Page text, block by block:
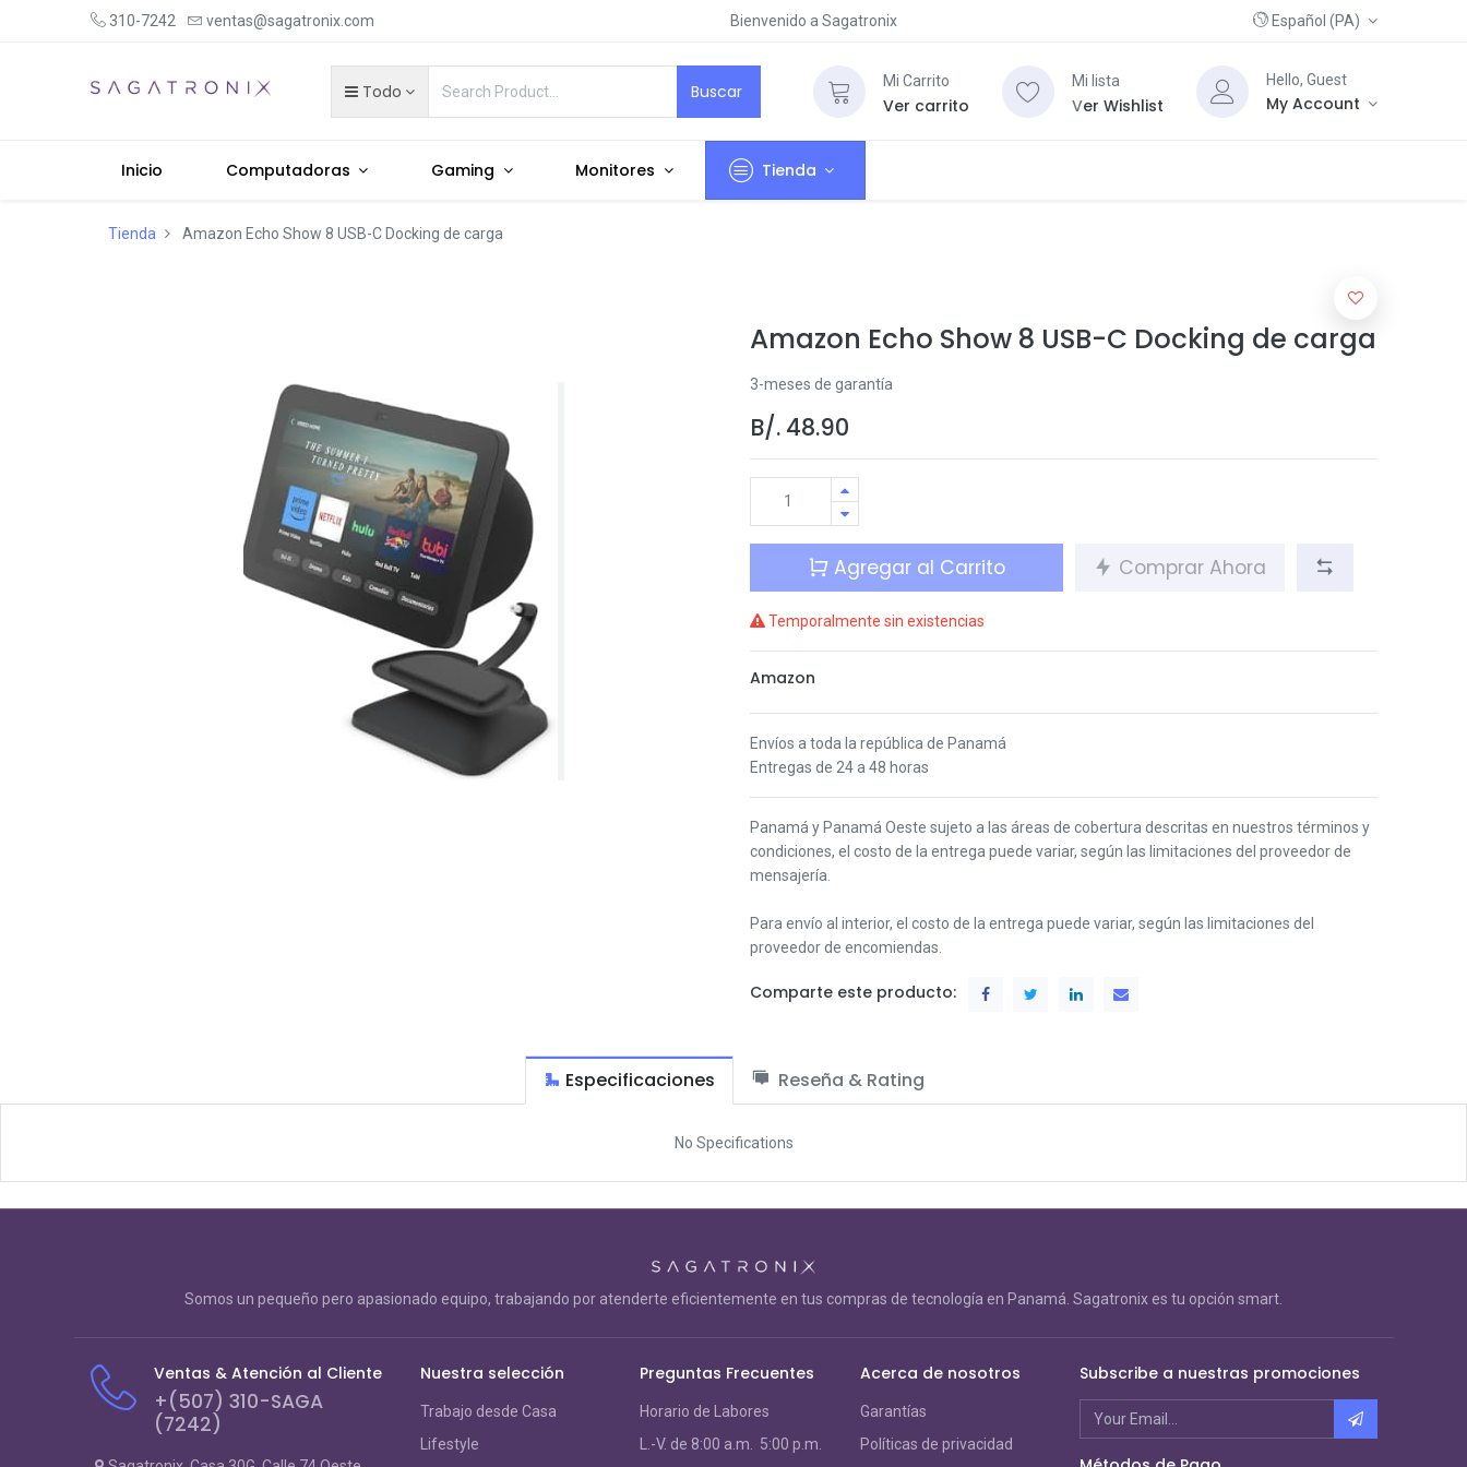
310-7242 ventas@sagatronix.com Bienvenido a Sagatronix Español (PA)
Todo Buscar Mi Carrito
Ver carrito
Mi lista
Ver Wishlist
Hello, Guest
My Account
Inicio Computadoras Gaming Monitores Tienda
Tienda Amazon Echo Show 8 USB-C Docking de carga
Amazon Echo Show 8 USB-C Docking de carga
3-meses de garantía
B/. 48.90
Agregar al Carrito Comprar Ahora
Temporalmente sin existencias
Amazon
Envíos a toda la república de Panamá
Entregas de 24 a 48 horas
Panamá y Panamá Oeste sujeto a las áreas de cobertura descritas en nuestros términos y
condiciones, el costo de la entrega puede variar, según las limitaciones del proveedor de
mensajería.
Para envío al interior, el costo de la entrega puede variar, según las limitaciones del
proveedor de encomiendas.
Comparte este producto:
Especificaciones Reseña & Rating
No Specifications
Somos un pequeño pero apasionado equipo, trabajando por atenderte eficientemente en tus compras de tecnología en Panamá. Sagatronix es tu opción smart.
Ventas & Atención al Cliente
+(507) 310-SAGA
(7242)
Nuestra selección
Trabajo desde Casa
Lifestyle
Preguntas Frecuentes
Horario de Labores
L.-V. de 8:00 a.m. 5:00 p.m.
Acerca de nosotros
Garantías
Políticas de privacidad
Subscribe a nuestras promociones